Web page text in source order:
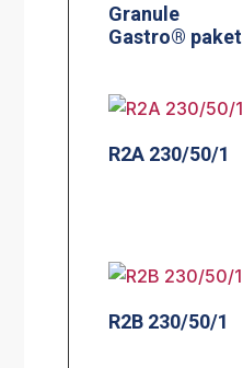
Granule
Gastro® paket
R2A 230/50/1
R2B 230/50/1